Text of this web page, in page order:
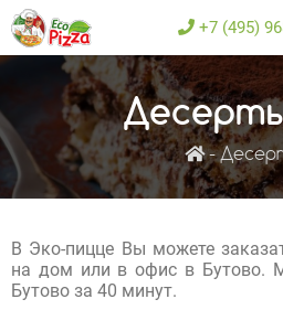
+7 (495)
В Эко-пицце Вы можете
на дом или в офис в Бутово.
Бутово за 40 минут.